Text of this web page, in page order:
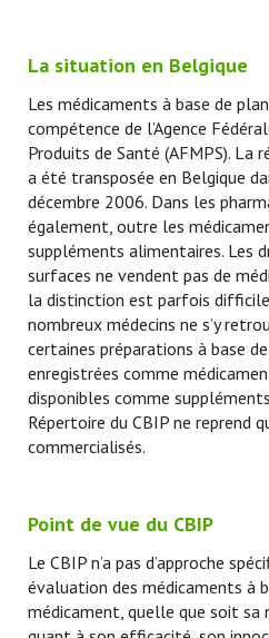
La situation en Belgique
Les médicaments à base de
compétence de l’Agence
Produits de Santé (AFMPS). La
a été transposée en Belgique
décembre 2006. Dans les
également, outre les
suppléments alimentaires. Les
surfaces ne vendent pas de
la distinction est parfois
nombreux médecins ne s’y
certaines préparations à base
enregistrées comme
disponibles comme
Répertoire du CBIP ne reprend
commercialisés.
Point de vue du CBIP
Le CBIP n’a pas d’approche
évaluation des médicaments à
médicament, quelle que soit